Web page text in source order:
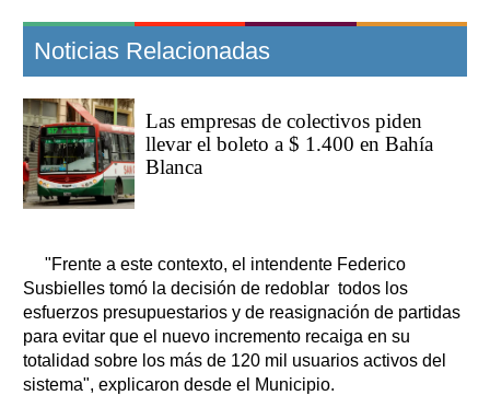
Noticias Relacionadas
Las empresas de colectivos piden
llevar el boleto a $ 1.400 en Bahía
Blanca
"Frente a este contexto, el intendente Federico
Susbielles tomó la decisión de redoblar todos los
esfuerzos presupuestarios y de reasignación de partidas
para evitar que el nuevo incremento recaiga en su
totalidad sobre los más de 120 mil usuarios activos del
sistema", explicaron desde el Municipio.